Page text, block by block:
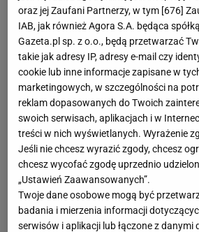
asysty. Polak często był
portugalskie media.
oraz jej Zaufani Partnerzy, w tym [676]
IAB, jak również Agora S.A. będąca
Gazeta.pl sp. z o.o., będą przetwarzać
takie jak adresy IP, adresy e-mail czy
cookie lub inne informacje zapisane w
marketingowych, w szczególności na
reklam dopasowanych do Twoich
swoich serwisach, aplikacjach i w
treści w nich wyświetlanych. Wyrażenie
Jeśli nie chcesz wyrazić zgody, chcesz
chcesz wycofać zgodę uprzednio
„Ustawień Zaawansowanych”.
Twoje dane osobowe mogą być
badania i mierzenia informacji
serwisów i aplikacji lub łączone z danymi